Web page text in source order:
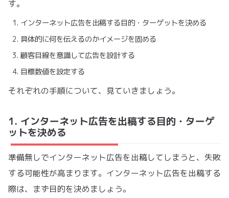
す。
インターネット広告を出稿する目的・ターゲットを決める
具体的に何を伝えるのかイメージを固める
顧客目線を意識して広告を設計する
目標数値を設定する
それぞれの手順について、見ていきましょう。
1. インターネット広告を出稿する目的・ターゲ
ットを決める
準備無しでインターネット広告を出稿してしまうと、失敗
する可能性が高まります。インターネット広告を出稿する
際は、まず目的を決めましょう。